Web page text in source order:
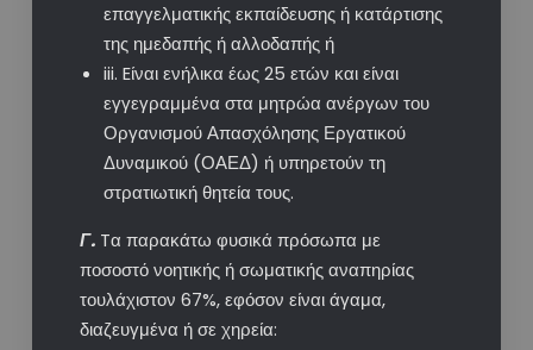
επαγγελματικής εκπαίδευσης ή κατάρτισης
της ημεδαπής ή αλλοδαπής ή
iii. Eίναι ενήλικα έως 25 ετών και είναι
εγγεγραμμένα στα μητρώα ανέργων του
Οργανισμού Απασχόλησης Εργατικού
Δυναμικού (ΟΑΕΔ) ή υπηρετούν τη
στρατιωτική θητεία τους.
Γ.Tα παρακάτω φυσικά πρόσωπα με
ποσοστό νοητικής ή σωματικής αναπηρίας
τουλάχιστον 67%, εφόσον είναι άγαμα,
διαζευγμένα ή σε χηρεία: